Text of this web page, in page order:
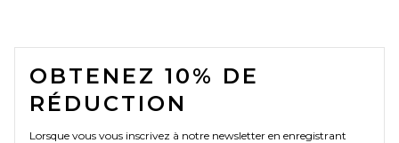
FOOTER
OBTENEZ 10% DE
RÉDUCTION
Lorsque vous vous inscrivez à notre newsletter en enregistrant